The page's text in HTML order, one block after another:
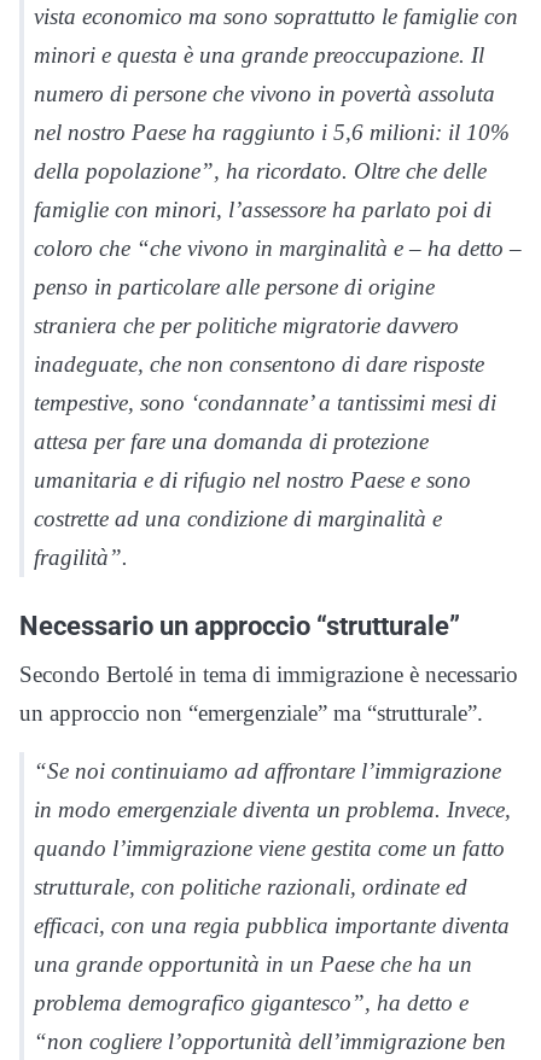
vista economico ma sono soprattutto le famiglie con
minori e questa è una grande preoccupazione. Il
numero di persone che vivono in povertà assoluta
nel nostro Paese ha raggiunto i 5,6 milioni: il 10%
della popolazione”, ha ricordato. Oltre che delle
famiglie con minori, l’assessore ha parlato poi di
coloro che “che vivono in marginalità e– ha detto –
penso in particolare alle persone di origine
straniera che per politiche migratorie davvero
inadeguate, che non consentono di dare risposte
tempestive, sono ‘condannate’ a tantissimi mesi di
attesa per fare una domanda di protezione
umanitaria e di rifugio nel nostro Paese e sono
costrette ad una condizione di marginalità e
fragilità”.
Necessario un approccio “strutturale”
Secondo Bertolé in tema di immigrazione è necessario
un approccio non “emergenziale” ma “strutturale”.
“Se noi continuiamo ad affrontare l’immigrazione
in modo emergenziale diventa un problema. Invece,
quando l’immigrazione viene gestita come un fatto
strutturale, con politiche razionali, ordinate ed
efficaci, con una regia pubblica importante diventa
una grande opportunità in un Paese che ha un
problema demografico gigantesco”, ha detto e
“non cogliere l’opportunità dell’immigrazione ben